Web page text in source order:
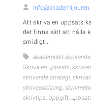
Att skriva en uppsats
det finns sätt att hålla
smidigt...
akademiskt skrivande
Skriva en uppsats
skrivande strategi
skrivcoachning
skrivtips Uppgift